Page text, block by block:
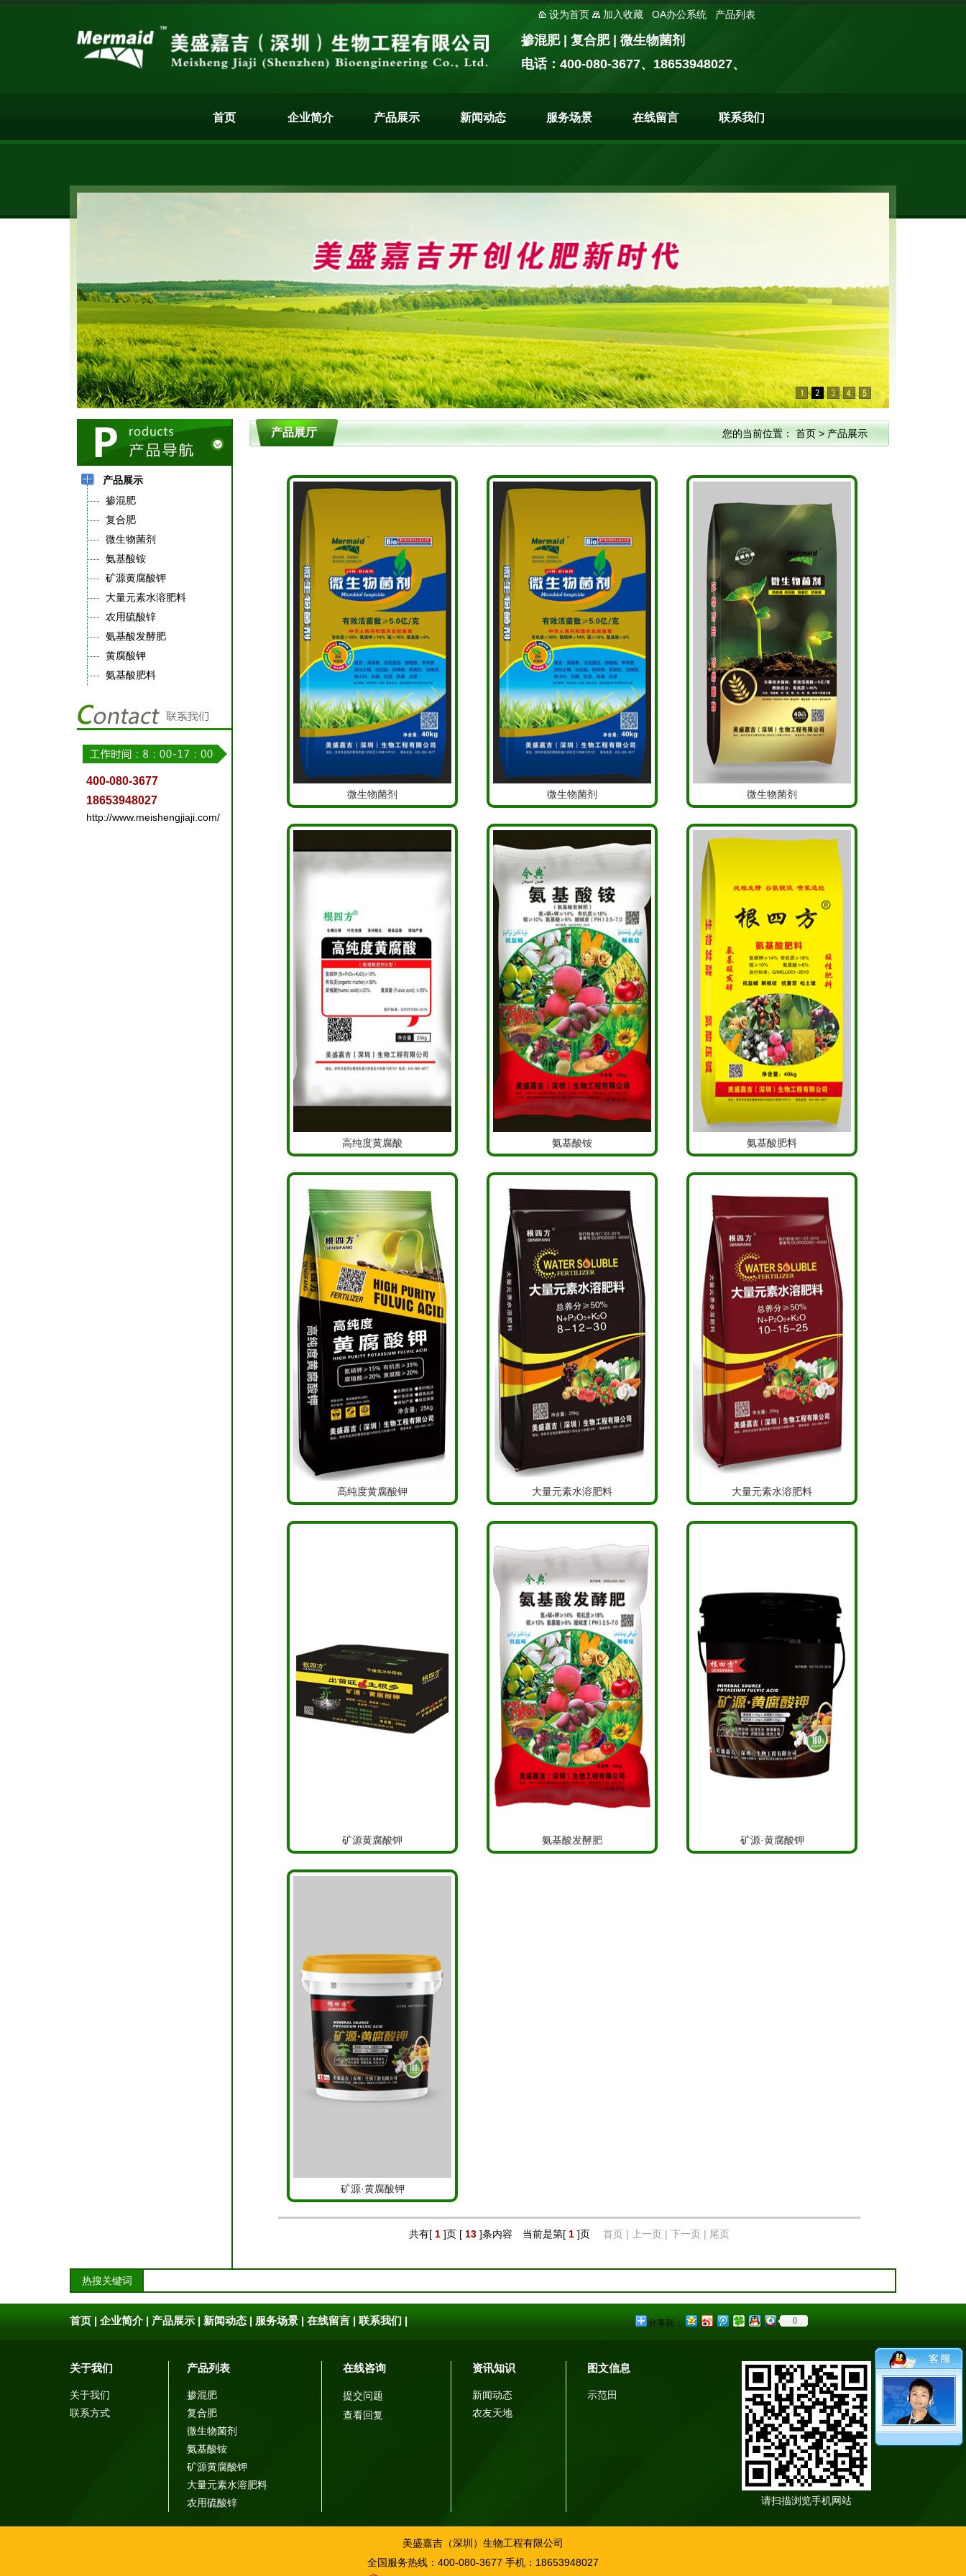
设为首页 加入收藏 OA办公系统 产品列表
掺混肥 | 复合肥 | 微生物菌剂
电话：400-080-3677、18653948027、
首页 企业简介 产品展示 新闻动态 服务场景 在线留言 联系我们
产品展示
掺混肥
复合肥
微生物菌剂
氨基酸铵
矿源黄腐酸钾
大量元素水溶肥料
农用硫酸锌
氨基酸发酵肥
黄腐酸钾
氨基酸肥料
400-080-3677
18653948027
http://www.meishengjiaji.com/
产品展厅 您的当前位置： 首页 > 产品展示
微生物菌剂 微生物菌剂 微生物菌剂
高纯度黄腐酸 氨基酸铵 氨基酸肥料
高纯度黄腐酸钾 大量元素水溶肥料 大量元素水溶肥料
矿源黄腐酸钾 氨基酸发酵肥 矿源·黄腐酸钾
矿源·黄腐酸钾
共有[ 1 ]页 [ 13 ]条内容 当前是第[ 1 ]页 首页 | 上一页 | 下一页 | 尾页
热搜关键词
首页| 企业简介| 产品展示 | 新闻动态 | 服务场景 | 在线留言| 联系我们 | 分享到： 0
关于我们
关于我们
联系方式
产品列表
掺混肥
复合肥
微生物菌剂
氨基酸铵
矿源黄腐酸钾
大量元素水溶肥料
农用硫酸锌
在线咨询
提交问题
查看回复
资讯知识
新闻动态
农友天地
图文信息
示范田
请扫描浏览手机网站
美盛嘉吉（深圳）生物工程有限公司
全国服务热线：400-080-3677 手机：18653948027